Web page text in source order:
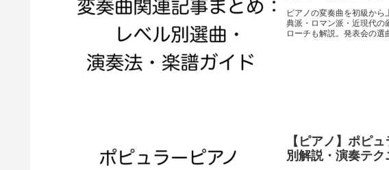
ピアノの変奏曲を初級か
典派・ロマン派・近現代の
ローチも解説。発表会の選
【ピアノ】ポピ
別解説・演奏テ